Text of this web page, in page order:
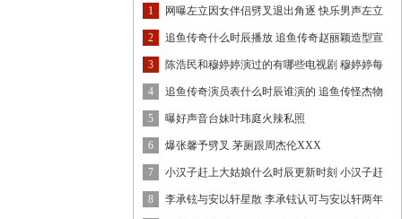
1 网曝左立因女伴侣劈叉退出角逐 快乐男声左立
海
2 追鱼传奇什么时辰播放 追鱼传奇赵丽颖造型宣
传
3 陈浩民和穆婷婷演过的有哪些电视剧 穆婷婷每
天
4 追鱼传奇演员表什么时辰谁演的 追鱼传怪杰物
相
5 曝好声音台妹叶玮庭火辣私照
6 爆张馨予劈叉 茅厕跟周杰伦XXX
7 小汉子赶上大姑娘什么时辰更新时刻 小汉子赶
上
8 李承铉与安以轩星散 李承铉认可与安以轩两年